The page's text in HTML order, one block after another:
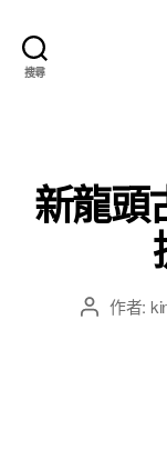
搜尋
新龍頭
文 作者: